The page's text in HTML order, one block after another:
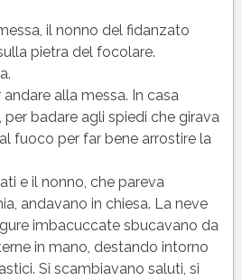
il nonno del fidanzato
pietra del focolare.
alla messa. In casa
badare agli spiedi che girava
fuoco per far bene arrostire la
e il nonno, che pareva
andavano in chiesa. La neve
imbacuccate sbucavano da
in mano, destando intorno
Si scambiavano saluti, si